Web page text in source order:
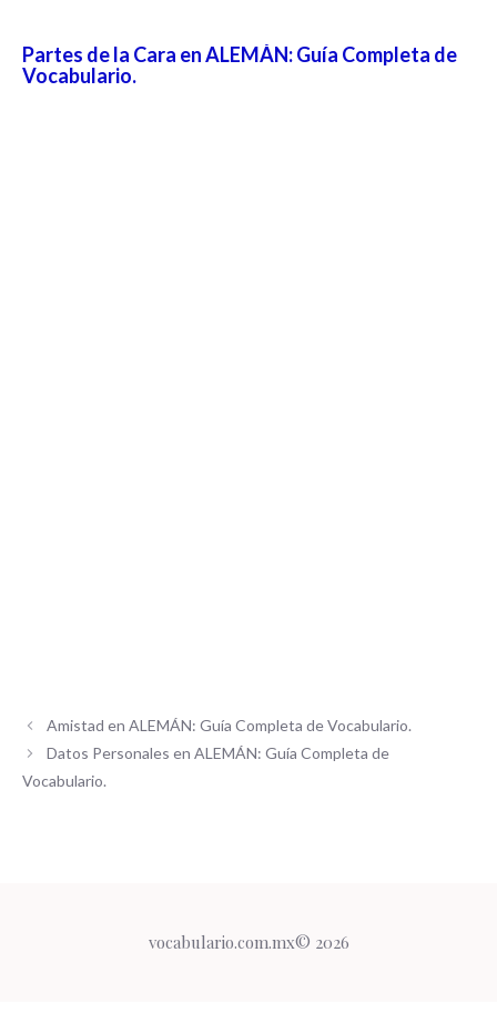
Partes de la Cara en ALEMÁN: Guía Completa de
Vocabulario.
Amistad en ALEMÁN: Guía Completa de Vocabulario.
Datos Personales en ALEMÁN: Guía Completa de
Vocabulario.
vocabulario.com.mx© 2026